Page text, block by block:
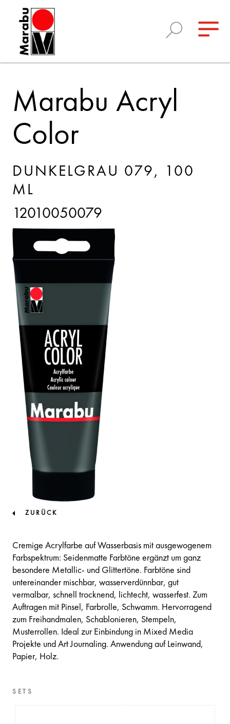
Marabu Acryl
Color
DUNKELGRAU 079, 100
ML
12010050079
ZURÜCK
Cremige Acrylfarbe auf Wasserbasis mit ausgewogenem
Farbspektrum: Seidenmatte Farbtöne ergänzt um ganz
besondere Metallic- und Glittertöne. Farbtöne sind
untereinander mischbar, wasserverdünnbar, gut
vermalbar, schnell trocknend, lichtecht, wasserfest. Zum
Auftragen mit Pinsel, Farbrolle, Schwamm. Hervorragend
zum Freihandmalen, Schablonieren, Stempeln,
Musterrollen. Ideal zur Einbindung in Mixed Media
Projekte und Art Journaling. Anwendung auf Leinwand,
Papier, Holz.
SETS